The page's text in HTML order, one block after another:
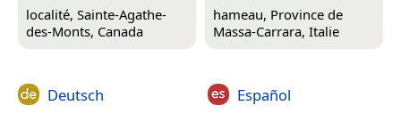
localité, Sainte-Agathe-
des-Monts, Canada
hameau, Province de
Massa-Carrara, Italie
Deutsch Español